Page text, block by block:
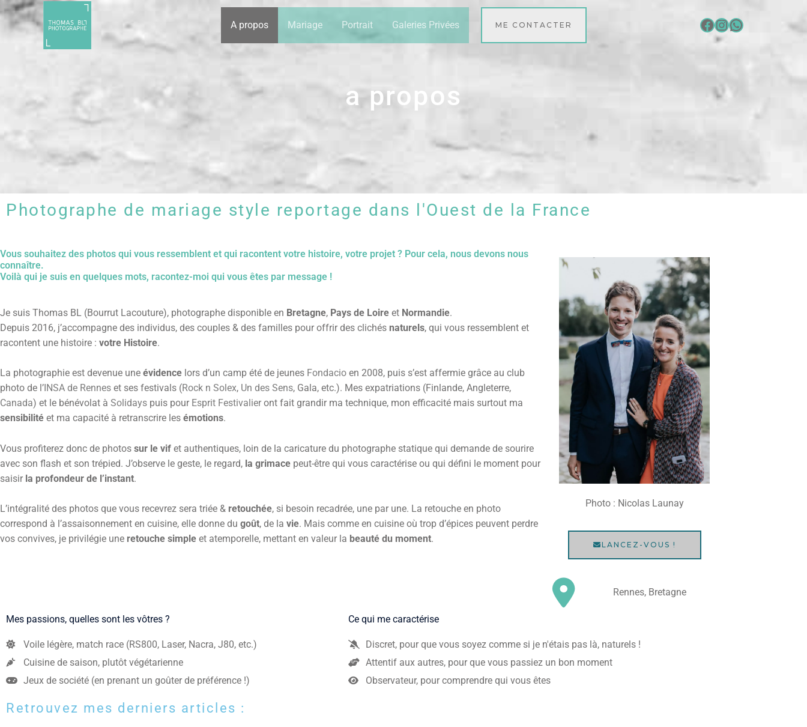
Aller
A propos Mariage Portrait Galeries Privées ME CONTACTER
a propos
Photographe de mariage style reportage dans l'Ouest de la France
Vous souhaitez des photos qui vous ressemblent et qui racontent votre histoire, votre projet ? Pour cela, nous devons nous
connaître.
Voilà qui je suis en quelques mots, racontez-moi qui vous êtes par message !
Je suis Thomas BL (Bourrut Lacouture), photographe disponible en Bretagne, Pays de Loire et Normandie.
Depuis 2016, j’accompagne des individus, des couples & des familles pour offrir des clichés naturels, qui vous ressemblent et
racontent une histoire : votre Histoire.
La photographie est devenue une évidence lors d’un camp été de jeunes Fondacio en 2008, puis s’est affermie grâce au club
photo de l’INSA de Rennes et ses festivals (Rock n Solex, Un des Sens, Gala, etc.). Mes expatriations (Finlande, Angleterre,
Canada) et le bénévolat à Solidays puis pour Esprit Festivalier ont fait grandir ma technique, mon efficacité mais surtout ma
sensibilité et ma capacité à retranscrire les émotions.
Vous profiterez donc de photos sur le vif et authentiques, loin de la caricature du photographe statique qui demande de sourire
avec son flash et son trépied. J’observe le geste, le regard, la grimace peut-être qui vous caractérise ou qui défini le moment pour
saisir la profondeur de l’instant.
L’intégralité des photos que vous recevrez sera triée & retouchée, si besoin recadrée, une par une. La retouche en photo
correspond à l’assaisonnement en cuisine, elle donne du goût, de la vie. Mais comme en cuisine où trop d’épices peuvent perdre
vos convives, je privilégie une retouche simple et atemporelle, mettant en valeur la beauté du moment.
Photo : Nicolas Launay
LANCEZ-VOUS !
Rennes, Bretagne
Mes passions, quelles sont les vôtres ?
Voile légère, match race (RS800, Laser, Nacra, J80, etc.)
Cuisine de saison, plutôt végétarienne
Jeux de société (en prenant un goûter de préférence !)
Ce qui me caractérise
Discret, pour que vous soyez comme si je n'étais pas là, naturels !
Attentif aux autres, pour que vous passiez un bon moment
Observateur, pour comprendre qui vous êtes
Retrouvez mes derniers articles :